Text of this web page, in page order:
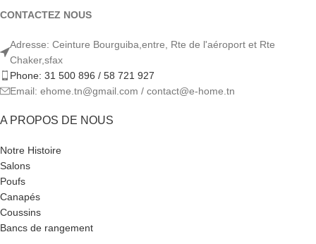
CONTACTEZ NOUS
Adresse: Ceinture Bourguiba,entre, Rte de l'aéroport et Rte
Chaker,sfax
Phone: 31 500 896 / 58 721 927
Email: ehome.tn@gmail.com / contact@e-home.tn
A PROPOS DE NOUS
Notre Histoire
Salons
Poufs
Canapés
Coussins
Bancs de rangement